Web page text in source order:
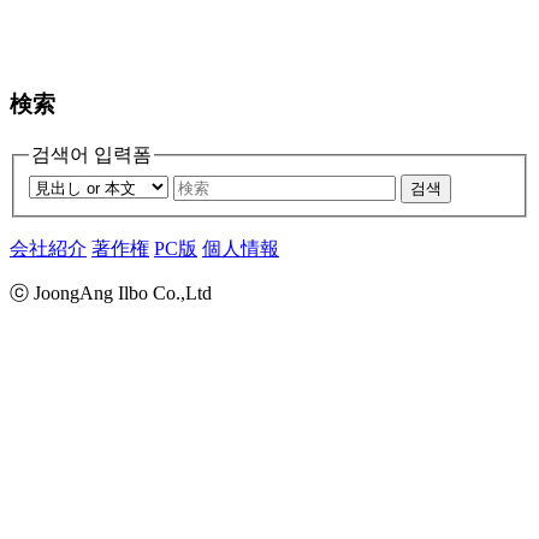
検索
검색어 입력폼
검색
会社紹介 著作権 PC版 個人情報
ⓒ JoongAng Ilbo Co.,Ltd